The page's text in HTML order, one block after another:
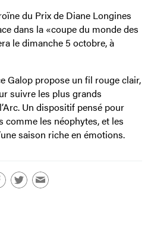
du Prix de Diane Longines
dans la «coupe du monde des
le dimanche 5 octobre, à
Galop propose un fil rouge clair,
suivre les plus grands
Un dispositif pensé pour
comme les néophytes, et les
saison riche en émotions.